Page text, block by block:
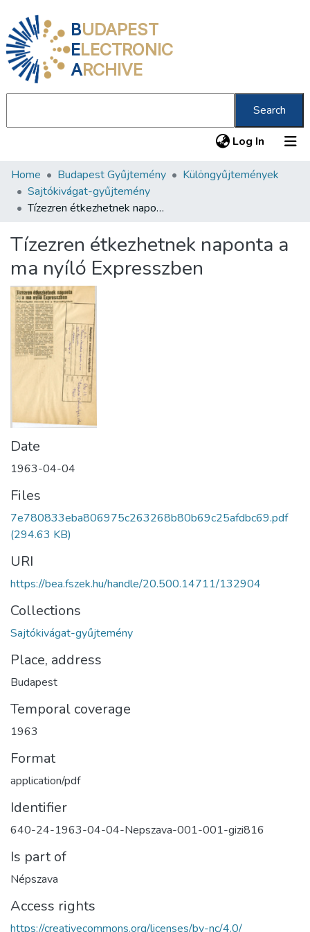
BUDAPEST
ELECTRONIC
ARCHIVE
Search
Log In (current)
Communities & Collections
All of DSpace
Home Budapest Gyűjtemény
Különgyűjtemények
Sajtókivágat-gyűjtemény
Tízezren étkezhetnek naponta a ma nyíló Expresszben
Tízezren étkezhetnek naponta a
ma nyíló Expresszben
Date
1963-04-04
Files
7e780833eba806975c263268b80b69c25afdbc69.pdf
(294.63 KB)
URI
https://bea.fszek.hu/handle/20.500.14711/132904
Collections
Sajtókivágat-gyűjtemény
Place, address
Budapest
Temporal coverage
1963
Format
application/pdf
Identifier
640-24-1963-04-04-Nepszava-001-001-gizi816
Is part of
Népszava
Access rights
https://creativecommons.org/licenses/by-nc/4.0/